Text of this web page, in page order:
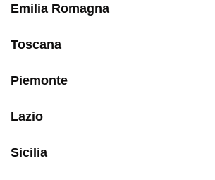
Emilia Romagna
Toscana
Piemonte
Lazio
Sicilia